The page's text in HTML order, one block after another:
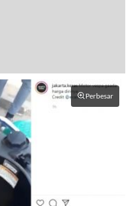
Perbesar